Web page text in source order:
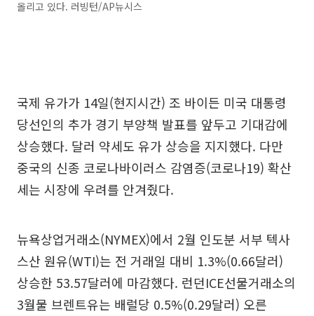
올리고 있다. 러빙턴/AP뉴시스
국제 유가가 14일(현지시간) 조 바이든 미국 대통령
당선인의 추가 경기 부양책 발표를 앞두고 기대감에
상승했다. 달러 약세도 유가 상승을 지지했다. 다만
중국의 신종 코로나바이러스 감염증(코로나19) 확산
세는 시장에 우려를 안겨줬다.
뉴욕상업거래소(NYMEX)에서 2월 인도분 서부 텍사
스산 원유(WTI)는 전 거래일 대비 1.3%(0.66달러)
상승한 53.57달러에 마감했다. 런던ICE선물거래소의
3월물 브렌트유는 배럴당 0.5%(0.29달러) 오른